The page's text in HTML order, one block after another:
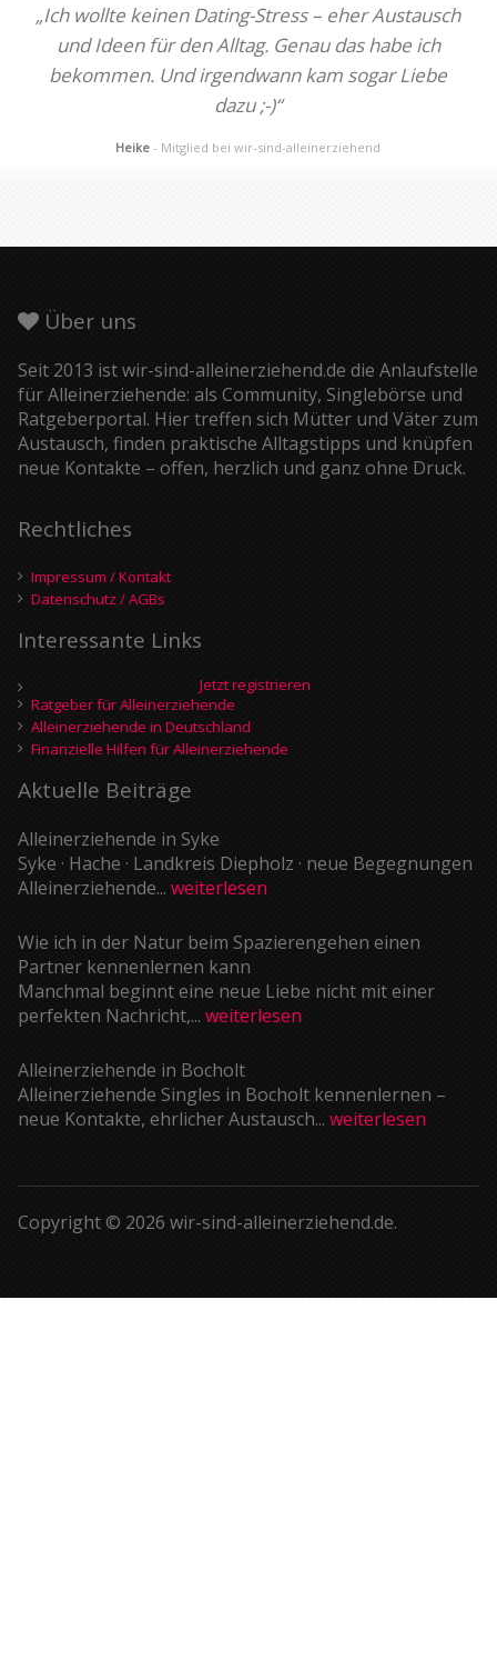
„Ich wollte keinen Dating-Stress – eher Austausch
und Ideen für den Alltag. Genau das habe ich
bekommen. Und irgendwann kam sogar Liebe
dazu ;-)“
Heike - Mitglied bei wir-sind-alleinerziehend
Über uns
Seit 2013 ist wir-sind-alleinerziehend.de die Anlaufstelle
für Alleinerziehende: als Community, Singlebörse und
Ratgeberportal. Hier treffen sich Mütter und Väter zum
Austausch, finden praktische Alltagstipps und knüpfen
neue Kontakte – offen, herzlich und ganz ohne Druck.
Rechtliches
Impressum / Kontakt
Datenschutz / AGBs
Interessante Links
Jetzt registrieren
Ratgeber für Alleinerziehende
Alleinerziehende in Deutschland
Finanzielle Hilfen für Alleinerziehende
Aktuelle Beiträge
Alleinerziehende in Syke
Syke · Hache · Landkreis Diepholz · neue Begegnungen
Alleinerziehende... weiterlesen
Wie ich in der Natur beim Spazierengehen einen
Partner kennenlernen kann
Manchmal beginnt eine neue Liebe nicht mit einer
perfekten Nachricht,... weiterlesen
Alleinerziehende in Bocholt
Alleinerziehende Singles in Bocholt kennenlernen –
neue Kontakte, ehrlicher Austausch... weiterlesen
Copyright © 2026 wir-sind-alleinerziehend.de.